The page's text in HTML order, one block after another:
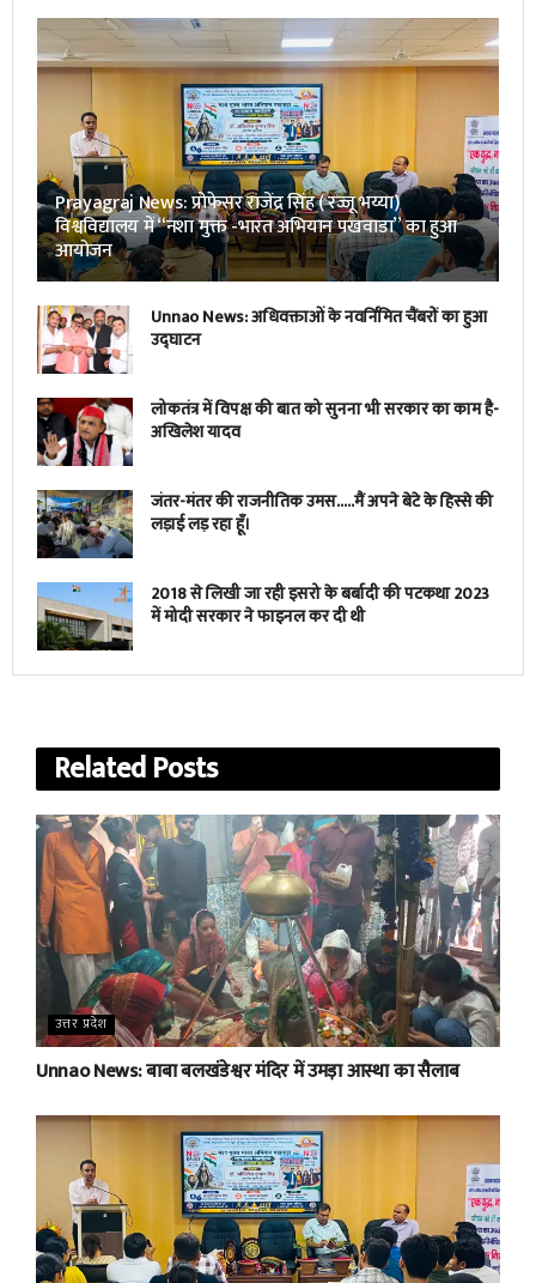
Prayagraj News: प्रोफेसर राजेंद्र सिंह ( रज्जू भय्या)
विश्वविद्यालय में “नशा मुक्त -भारत अभियान पखवाडा” का हुआ
आयोजन
Unnao News: अधिवक्ताओं के नवर्निमित चैंबरों का हुआ
उद्घाटन
लोकतंत्र में विपक्ष की बात को सुनना भी सरकार का काम है-
अखिलेश यादव
जंतर-मंतर की राजनीतिक उमस…..मैं अपने बेटे के हिस्से की
लड़ाई लड़ रहा हूँ।
2018 से लिखी जा रही इसरो के बर्बादी की पटकथा 2023
में मोदी सरकार ने फाइनल कर दी थी
RelatedPosts
उत्तर प्रदेश
Unnao News: बाबा बलखंडेश्वर मंदिर में उमड़ा आस्था का सैलाब